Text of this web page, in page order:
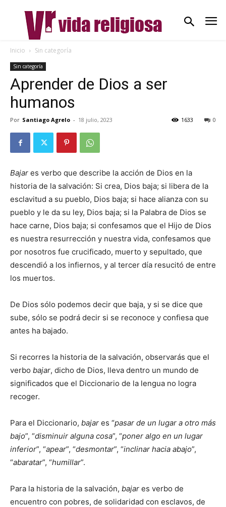
Inicio Sin categoría
Sin categoría
Aprender de Dios a ser
humanos
Por Santiago Agrelo - 18 julio, 2023 0
1633
Bajar es verbo que describe la acción de Dios en la
historia de la salvación: Si crea, Dios baja; si libera de la
esclavitud a su pueblo, Dios baja; si hace alianza con su
pueblo y le da su ley, Dios baja; si la Palabra de Dios se
hace carne, Dios baja; si confesamos que el Hijo de Dios
es nuestra resurrección y nuestra vida, confesamos que
por nosotros fue crucificado, muerto y sepultado, que
descendió a los infiernos, y al tercer día resucitó de entre
los muertos.
De Dios sólo podemos decir que baja, y si se dice que
sube, sólo se podrá decir si se reconoce y confiesa que
antes ha bajado.
Si recorres la historia de la salvación, observarás que el
verbo bajar, dicho de Dios, lleva dentro un mundo de
significados que el Diccionario de la lengua no logra
recoger.
Para el Diccionario, bajar es “pasar de un lugar a otro más
bajo”, “disminuir alguna cosa”, “poner algo en un lugar
inferior”, “apear”, “desmontar”, “inclinar hacia abajo”,
“abaratar”, “humillar”.
Para la historia de la salvación, bajar es verbo de
encuentro con pobres, de solidaridad con esclavos, de